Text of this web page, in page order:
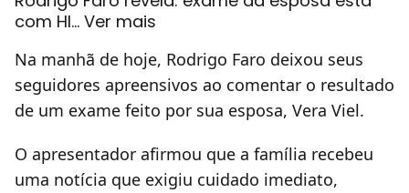
com HI… Ver mais
Na manhã de hoje, Rodrigo Faro deixou seus
seguidores apreensivos ao comentar o resultado
de um exame feito por sua esposa, Vera Viel.
O apresentador afirmou que a família recebeu
uma notícia que exigiu cuidado imediato,